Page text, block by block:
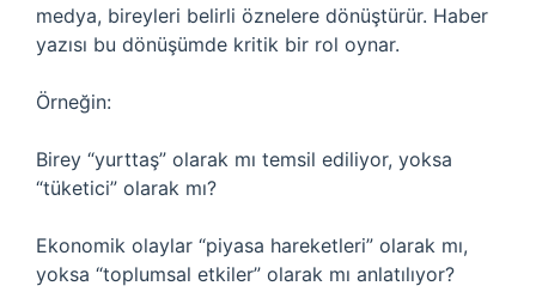
medya, bireyleri belirli öznelere dönüştürür. Haber
yazısı bu dönüşümde kritik bir rol oynar.
Örneğin:
Birey “yurttaş” olarak mı temsil ediliyor, yoksa
“tüketici” olarak mı?
Ekonomik olaylar “piyasa hareketleri” olarak mı,
yoksa “toplumsal etkiler” olarak mı anlatılıyor?